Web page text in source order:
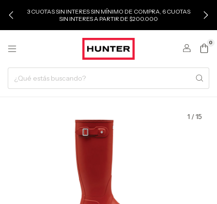
3 CUOTAS SIN INTERES SIN MÍNIMO DE COMPRA, 6 CUOTAS
SIN INTERES A PARTIR DE $200.000
0
1 /15